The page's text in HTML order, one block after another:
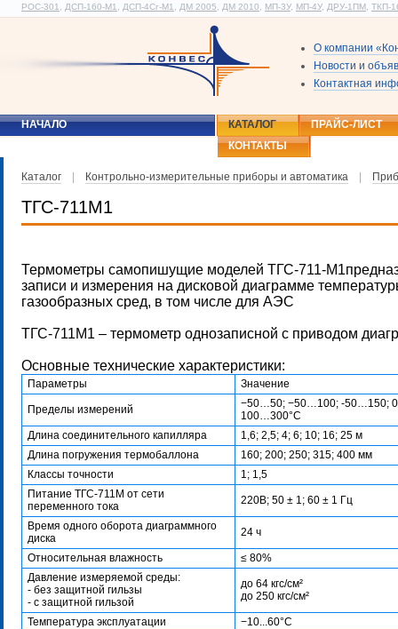
РОС-301 ДСП-160-М1 ДСП-4Сг-М1 ДМ 2005 ДМ 2010 МП-3У, МП-4У, ДРУ-1ПМ ТКП-
О компании
Новости и
Контактная
НАЧАЛО КАТАЛОГ
ПРАЙС-ЛИСТ
КОНТАКТЫ
Каталог Контрольно-измерительные приборы и автоматика
ТГС-711М1
Термометры самопишущие моделей ТГС-711-
записи и измерения на дисковой диаграмме
газообразных сред, в том числе для АЭС
ТГС-711М1 – термометр однозаписной с приводом
Основные технические характеристики:
Параметры Значение
Пределы измерений
−50…50; −50…100; -50…150;
100…300°С
Длина соединительного капилляра
1,6; 2,5; 4; 6; 10; 16; 25 м
Длина погружения термобаллона
160; 200; 250; 315; 400 мм
Классы точности
1; 1,5
Питание ТГС-711М от сети
переменного тока
220В; 50 ± 1; 60 ± 1 Гц
Время одного оборота диаграммного
диска
24 ч
Относительная влажность
≤ 80%
Давление измеряемой среды:
- без защитной гильзы
- с защитной гильзой
до 64 кгс/см²
до 250 кгс/см²
Температура эксплуатации
−10...60°С